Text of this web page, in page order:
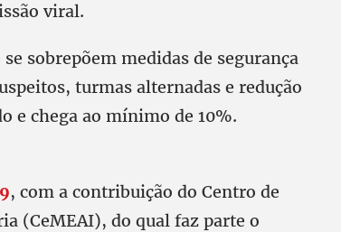
viral.
sobrepõem medidas de segurança
turmas alternadas e redução
e chega ao mínimo de 10%.
, com a contribuição do Centro de
(CeMEAI), do qual faz parte o